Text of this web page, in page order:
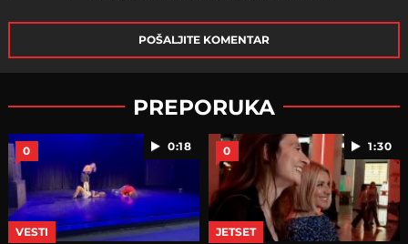
POŠALJITE KOMENTAR
PREPORUKA
0:18
0
VESTI
1:30
0
JETSET